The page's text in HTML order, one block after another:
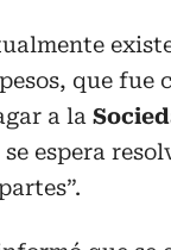
que
a la
se espera